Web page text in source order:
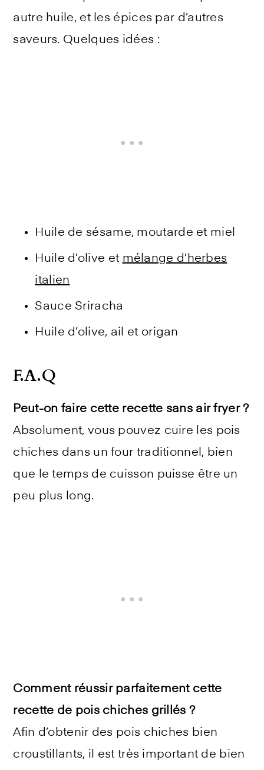
autre huile, et les épices par d’autres
saveurs. Quelques idées :
Huile de sésame, moutarde et miel
Huile d’olive et mélange d’herbes
italien
Sauce Sriracha
Huile d’olive, ail et origan
F.A.Q
Peut-on faire cette recette sans air fryer ?
Absolument, vous pouvez cuire les pois
chiches dans un four traditionnel, bien
que le temps de cuisson puisse être un
peu plus long.
Comment réussir parfaitement cette
recette de pois chiches grillés ?
Afin d’obtenir des pois chiches bien
croustillants, il est très important de bien